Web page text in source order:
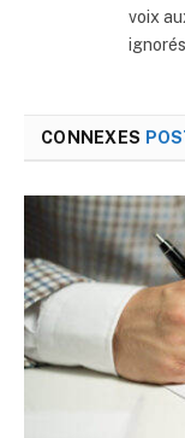
voix
CONNEXES